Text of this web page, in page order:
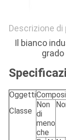
Descrizione
Il bianco
Oggetti
Classe
Non
di
meno
che